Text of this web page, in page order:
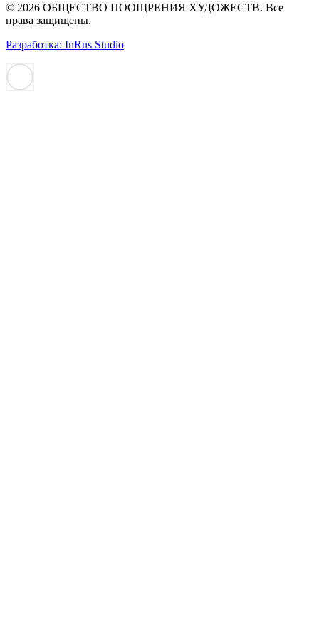
© 2026 ОБЩЕСТВО ПООЩРЕНИЯ ХУДОЖЕСТВ. Все
права защищены.
Разработка: InRus Studio